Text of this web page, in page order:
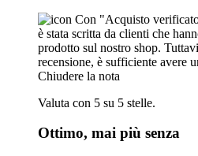
Con "Acquisto
è stata scritta da clienti che
prodotto sul nostro shop.
recensione, è sufficiente avere
Chiudere la nota
Valuta con 5 su 5 stelle.
Ottimo, mai più senza